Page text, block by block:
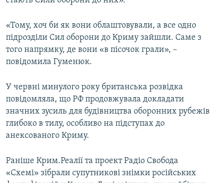
«Тому, хоч би як вони облаштовували, а все одно
підрозділи Сил оборони до Криму зайшли. Саме з
того напрямку, де вони «в пісочок грали», –
повідомила Гуменюк.
У червні минулого року британська розвідка
повідомляла, що РФ продовжувала докладати
значних зусиль для будівництва оборонних рубежів
глибоко в тилу, особливо на підступах до
анексованого Криму.
Раніше Крим.Реалії та проект Радіо Свобода
«Схемі» зібрали супутникові знімки російських